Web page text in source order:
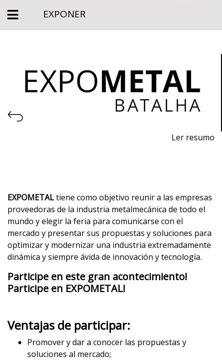
EXPONER
Ler resumo
Del 11 al 13 de noviembre de 2026 - EXPOSALÃO,
De miércoles a viernes, de 10h a 19h
EXPOMETALtiene como objetivo reunir a las empresas
proveedoras de la industria metalmecánica de todo el
mundo y elegir la feria para comunicarse con el
mercado y presentar sus propuestas y soluciones para
optimizar y modernizar una industria extremadamente
dinámica y siempre ávida de innovación y tecnología.
Participe en este gran acontecimiento!
Participe en EXPOMETAL!
Ventajas de participar:
Promover y dar a conocer las propuestas y
soluciones al mercado;